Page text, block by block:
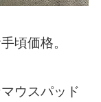
頃価格。
ウスパッド